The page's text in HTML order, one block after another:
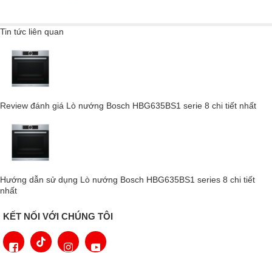
Hiệu quả năng lượng
kiệm năng lượng tối ưu. Lò nướng này đi kèm với nhãn năng
lượng được đánh giá theo tiêu chuẩn của EU, được thiết kế để
cung cấp cho người tiêu dùng thông tin chính xác, dễ nhận biết
quan đến tiêu thụ năng lượng, hiệu suất và các đặc tính thiết yếu
khác.
Tin tức liên quan
Review đánh giá Lò nướng Bosch HBG635BS1 serie 8 chi tiết nhất
Hướng dẫn sử dụng Lò nướng Bosch HBG635BS1 series 8 chi tiết
nhất
KẾT NỐI VỚI CHÚNG TÔI